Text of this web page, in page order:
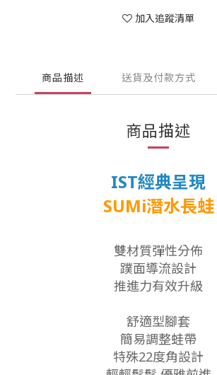
加入追蹤清單
商品描述 送貨及付款方式
商品描述
IST經典呈現
SUMi潛水長蛙
雙材質彈性分佈
蹼面導流設計
推進力有效升級
舒適型腳套
簡易調整蛙帶
特殊22度角設計